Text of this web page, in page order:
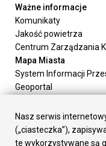
Ważne informacje
Komunikaty
Jakość powietrza
Centrum Zarządzania
Mapa Miasta
System Informacji
Geoportal
Załatw sprawę
Prezydent Miasta
Rada Miasta
Nasz serwis
(„ciasteczka”),
te wykorzystywane są